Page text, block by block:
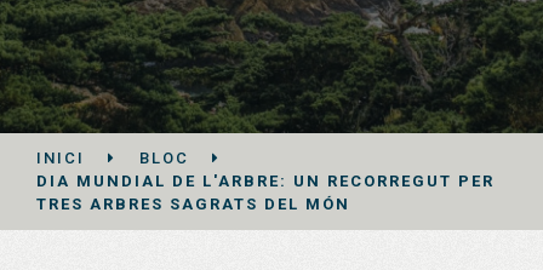
INICI
BLOC
DIA MUNDIAL DE L'ARBRE: UN RECORREGUT PER
TRES ARBRES SAGRATS DEL MÓN